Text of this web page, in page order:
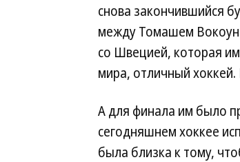
снова закончившийся
между Томашем
со Швецией, которая
мира, отличный
А для финала им было
сегодняшнем хоккее
была близка к тому,